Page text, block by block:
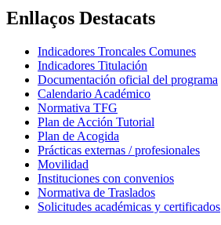
Enllaços Destacats
Indicadores Troncales Comunes
Indicadores Titulación
Documentación oficial del programa
Calendario Académico
Normativa TFG
Plan de Acción Tutorial
Plan de Acogida
Prácticas externas / profesionales
Movilidad
Instituciones con convenios
Normativa de Traslados
Solicitudes académicas y certificados